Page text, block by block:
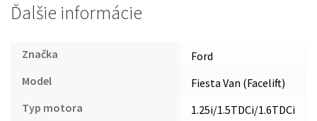
Ďalšie informácie
Značka
Ford
Model
Fiesta Van (Facelift)
Typ motora
1.25i/1.5TDCi/1.6TDCi